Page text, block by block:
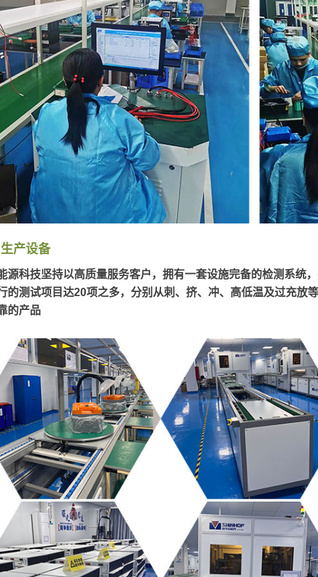
产设备
源科技坚持以高质量服务客户，拥有一套设施完备的检测系统
的测试项目达20项之多，分别从刺、挤、冲、高低温及过充放
的产品